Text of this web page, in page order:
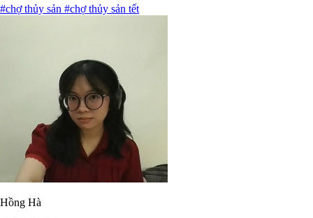
#chợ thủy sản #chợ thủy sản tết
Hồng Hà